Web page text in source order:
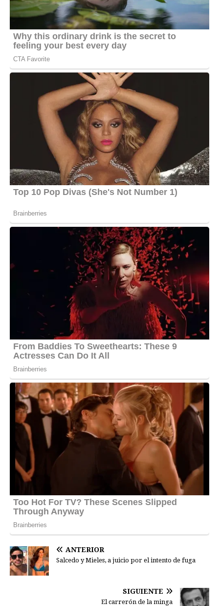
ANTERIOR
Salcedo y Mieles, a juicio por el intento de fuga
SIGUIENTE
El carrerón de la minga